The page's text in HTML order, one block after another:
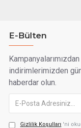
E-Bülten
indirimlerimizden
haberdar olun.
Gizlilik Koşulları 'ni